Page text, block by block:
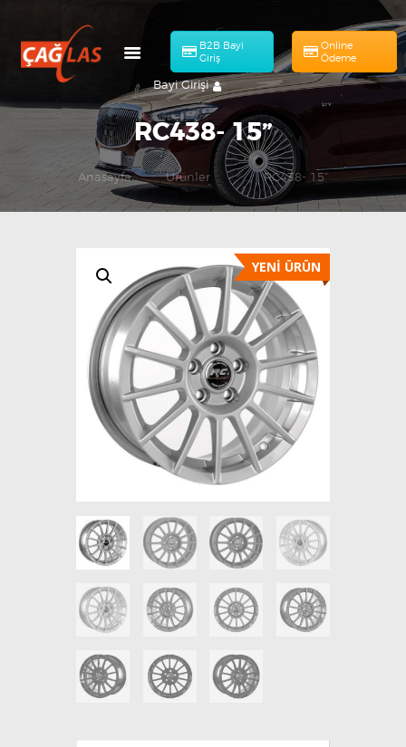
B2B Bayi
Giriş
Online
Ödeme
Bayi Girişi
RC438- 15”
Anasayfa Ürünler ... RC438- 15”
HAKKIMIZDA
KATALOG
BAŞVURULAR
İLETIŞIM
TR
YENİ ÜRÜN